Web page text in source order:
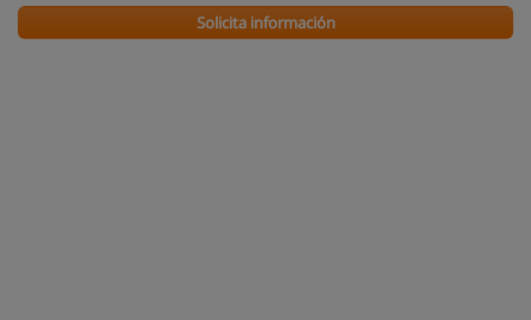
Solicita información